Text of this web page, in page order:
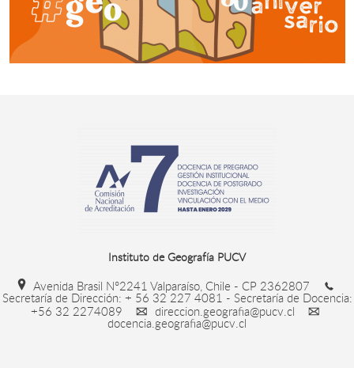
Instituto de Geografía PUCV
Avenida Brasil N°2241 Valparaíso, Chile - CP 2362807
Secretaría de Dirección: + 56 32 227 4081 - Secretaría de Docencia:
+56 32 2274089
direccion.geografia@pucv.cl
docencia.geografia@pucv.cl